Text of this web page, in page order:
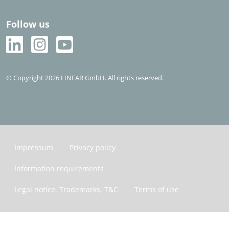
Follow us
© Copyright 2026 LINEAR GmbH. All rights reserved.
Impressum Privacy policy
Information requirements
Legal notice, Trademarks, T&C Terms of use